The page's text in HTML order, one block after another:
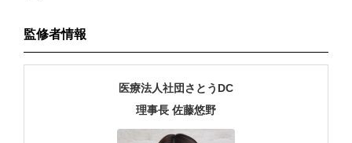
監修者情報
医療法人社団さとうDC
理事長 佐藤悠野